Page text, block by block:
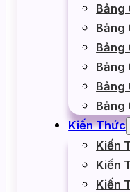
Bảng
Bảng
Bảng
Bảng
Bảng
Bảng
Kiến Thức
Kiến
Kiến
Kiến
5-
6-
7-